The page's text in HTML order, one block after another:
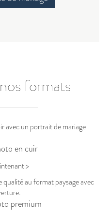
formats
en cuir
>
premium